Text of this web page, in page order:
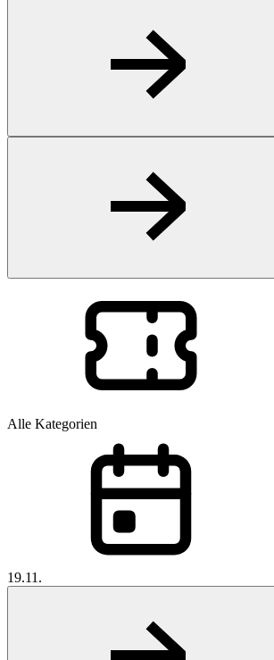
Alle Kategorien
19.11.